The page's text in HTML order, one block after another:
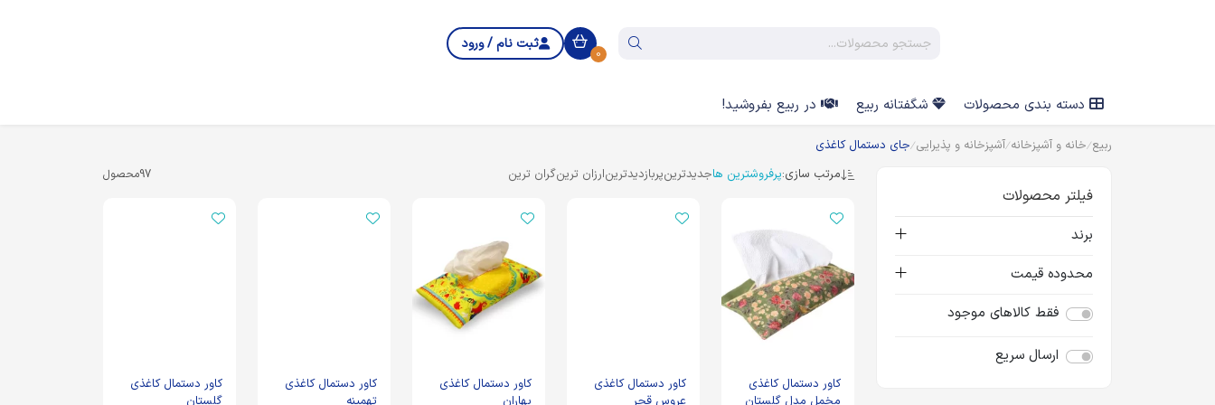
0
ثبت نام / ورود
دسته بندی محصولات شگفتانه ربیع در ربیع بفروشید!
ربیع خانه و آشپزخانه آشپزخانه و پذیرایی جای دستمال کاغذی
فیلتر محصولات
برند
محدوده قیمت
فقط کالاهای موجود
ارسال سریع
مرتب سازی:پرفروشترین هاجدیدترینپربازدیدترینارزان ترینگران ترین 97محصول
کاور دستمال کاغذی
مخمل مدل گلستان
کاور دستمال کاغذی
عروس قجر
کاور دستمال کاغذی
بهاران
کاور دستمال کاغذی
تهمینه
کاور دستمال کاغذی
گلستان